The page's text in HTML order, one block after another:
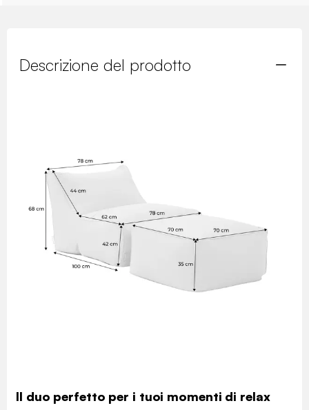
Descrizione del prodotto
Il duo perfetto per i tuoi momenti di relax